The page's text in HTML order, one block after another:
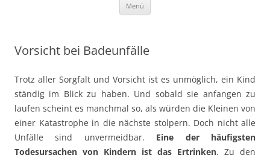
Menü
Vorsicht bei Badeunfälle
Trotz aller Sorgfalt und Vorsicht ist es unmöglich, ein Kind
ständig im Blick zu haben. Und sobald sie anfangen zu
laufen scheint es manchmal so, als würden die Kleinen von
einer Katastrophe in die nächste stolpern. Doch nicht alle
Unfälle sind unvermeidbar. Eine der häufigsten
Todesursachen von Kindern ist das Ertrinken. Zu den